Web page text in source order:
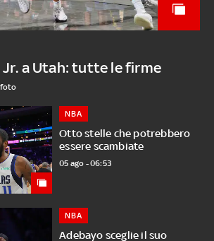
Jr. a Utah: tutte le firme
foto
Otto stelle che potrebbero
essere scambiate
NBA
05 ago - 06:53
Adebayo sceglie il suo
NBA